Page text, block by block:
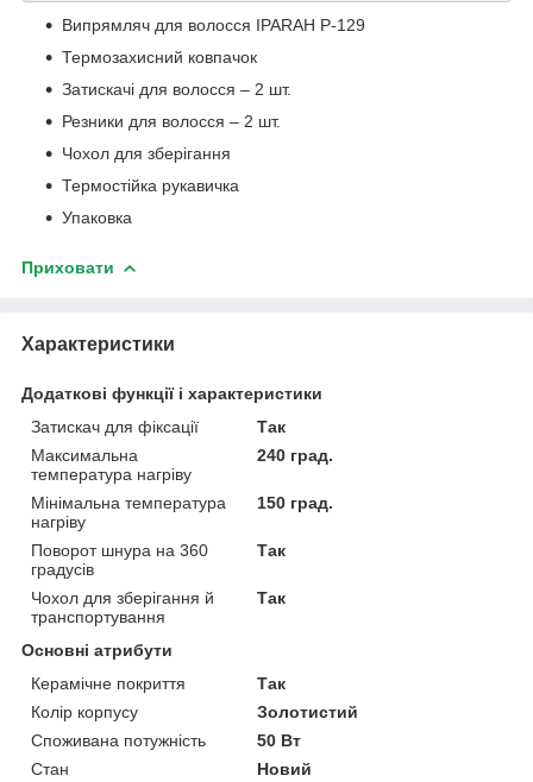
Випрямляч для волосся IPARAH P-129
Термозахисний ковпачок
Затискачі для волосся – 2 шт.
Резники для волосся – 2 шт.
Чохол для зберігання
Термостійка рукавичка
Упаковка
Приховати
Характеристики
Додаткові функції і характеристики
Затискач для фіксації
Так
Максимальна
температура нагріву
240 град.
Мінімальна температура
нагріву
150 град.
Поворот шнура на 360
градусів
Так
Чохол для зберігання й
транспортування
Так
Основні атрибути
Керамічне покриття
Так
Колір корпусу
Золотистий
Споживана потужність
50 Вт
Стан
Новий